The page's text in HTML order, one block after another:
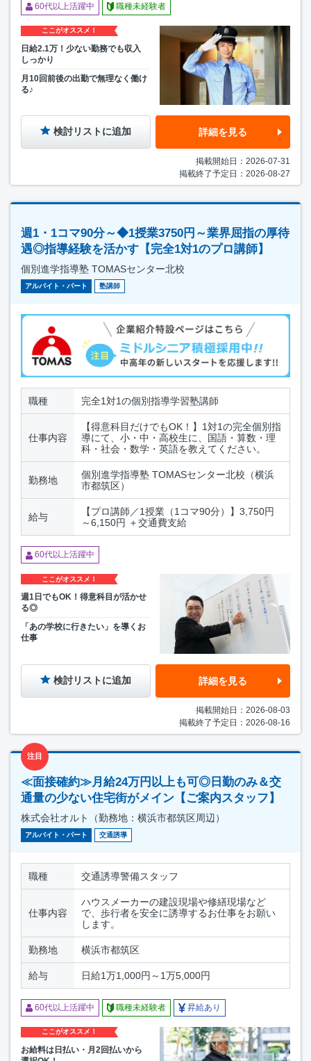
60代以上活躍中 職種未経験者
ここがオススメ！
日給2.1万！少ない勤務でも収入
しっかり
月10回前後の出勤で無理なく働け
る♪
検討リストに追加 詳細を見る
掲載開始日：2026-07-31
掲載終了予定日：2026-08-27
週1・1コマ90分～◆1授業3750円～業界屈指の厚待
遇◎指導経験を活かす【完全1対1のプロ講師】
個別進学指導塾 TOMASセンター北校
アルバイト・パート 塾講師
職種 完全1対1の個別指導学習塾講師
仕事内容
【得意科目だけでもOK！】1対1の完全個別指
導にて、小・中・高校生に、国語・算数・理
科・社会・数学・英語を教えてください。
勤務地
個別進学指導塾 TOMASセンター北校（横浜
市都筑区）
給与
【プロ講師／1授業（1コマ90分）】3,750円
～6,150円 ＋交通費支給
60代以上活躍中
ここがオススメ！
週1日でもOK！得意科目が活かせ
る◎
「あの学校に行きたい」を導くお
仕事
検討リストに追加 詳細を見る
掲載開始日：2026-08-03
掲載終了予定日：2026-08-16
注目
≪面接確約≫月給24万円以上も可◎日勤のみ＆交
通量の少ない住宅街がメイン【ご案内スタッフ】
株式会社オルト（勤務地：横浜市都筑区周辺）
アルバイト・パート 交通誘導
職種 交通誘導警備スタッフ
仕事内容
ハウスメーカーの建設現場や修繕現場など
で、歩行者を安全に誘導するお仕事をお願い
します。
勤務地 横浜市都筑区
給与 日給1万1,000円～1万5,000円
60代以上活躍中 職種未経験者 昇給あり
ここがオススメ！
お給料は日払い・月2回払いから